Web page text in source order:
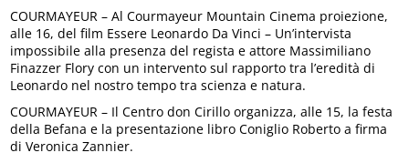
COURMAYEUR – Al Courmayeur Mountain Cinema proiezione,
alle 16, del film Essere Leonardo Da Vinci – Un’intervista
impossibile alla presenza del regista e attore Massimiliano
Finazzer Flory con un intervento sul rapporto tra l’eredità di
Leonardo nel nostro tempo tra scienza e natura.
COURMAYEUR – Il Centro don Cirillo organizza, alle 15, la festa
della Befana e la presentazione libro Coniglio Roberto a firma
di Veronica Zannier.